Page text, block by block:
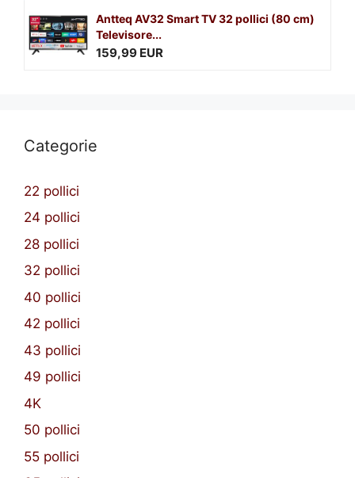
Antteq AV32 Smart TV 32 pollici (80 cm)
Televisore...
159,99 EUR
Categorie
22 pollici
24 pollici
28 pollici
32 pollici
40 pollici
42 pollici
43 pollici
49 pollici
4K
50 pollici
55 pollici